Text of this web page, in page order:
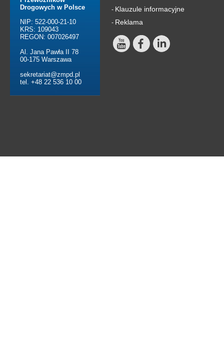
Drogowych w Polsce
NIP: 522-000-21-10
KRS: 109043
REGON: 007026497
Al. Jana Pawła II 78
00-175 Warszawa
sekretariat@zmpd.pl
tel. +48 22 536 10 00
- Klauzule informacyjne
- Reklama